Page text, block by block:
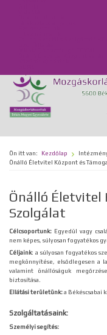
Ön itt van: Kezdőlap
Önálló Életvitel Központ és
Önálló Életvitel
Szolgálat
Célcsoportunk: Egyedül vagy
nem képes, súlyosan fogyatékos
Céljaink: a súlyosan fogyatékos
megkönnyítése, elsődlegesen a
valamint önállóságuk
biztosítása.
Ellátási területünk:a Békéscsabai
Szolgáltatásaink:
Személyi segítés: